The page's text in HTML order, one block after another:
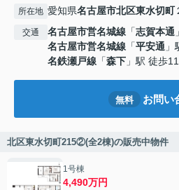
所在地 愛知県名古屋市北区東水切町
交通 名古屋市営名城線 「志賀本通
名古屋市営名城線 「平安通
名鉄瀬戸線 「森下 」駅 徒歩
無料 お問い
北区東水切町215②(全2棟)の販売中物件
1号棟
4,490万円